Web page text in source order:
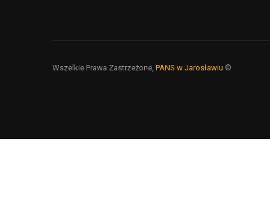
Wszelkie Prawa Zastrzeżone, PANS w Jarosławiu ©